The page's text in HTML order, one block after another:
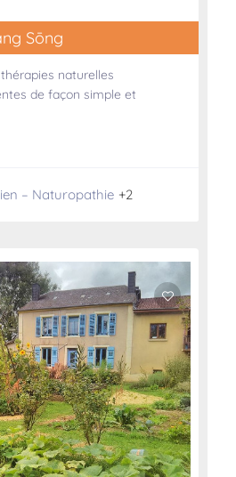
Sōng
naturelles
de façon simple et
– Naturopathie +2